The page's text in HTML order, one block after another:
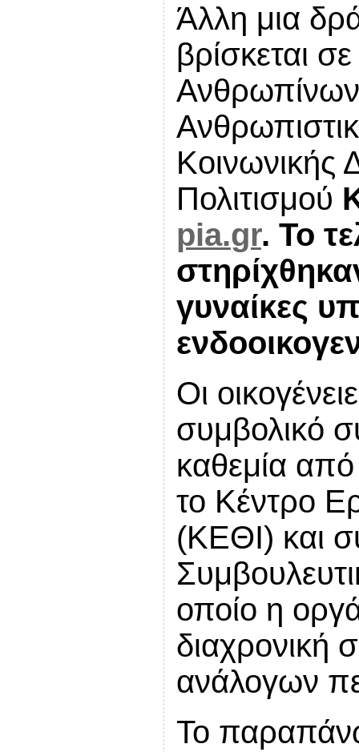
Άλλη μια
βρίσκεται
Ανθρωπίνων
Κοινωνικής
Πολιτισμού
pia.gr. Το
γυναίκες
Οι
συμβολικό
καθεμία
το Κέντρο
(ΚΕΘΙ) και
οποίο η
διαχρονική
ανάλογων
Το